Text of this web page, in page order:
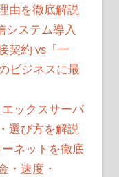
由を徹底解説
システム導入
契約 vs「一
ビジネスに最
ックスサーバ
選び方を解説
ネットを徹底
・速度・